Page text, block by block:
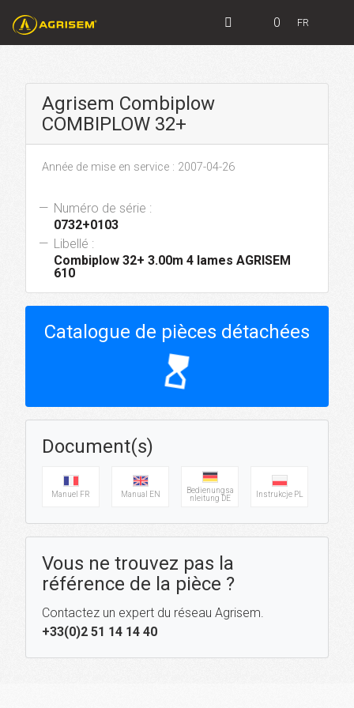
0 FR
Agrisem Combiplow
COMBIPLOW 32+
Année de mise en service : 2007-04-26
Numéro de série :
0732+0103
Libellé :
Combiplow 32+ 3.00m 4 lames AGRISEM
610
Catalogue de pièces détachées
hourglass_top
Document(s)
Manuel FR Manual EN
Bedienungsa
nleitung DE
Instrukcje PL
Vous ne trouvez pas la
référence de la pièce ?
Contactez un expert du réseau Agrisem.
+33(0)2 51 14 14 40